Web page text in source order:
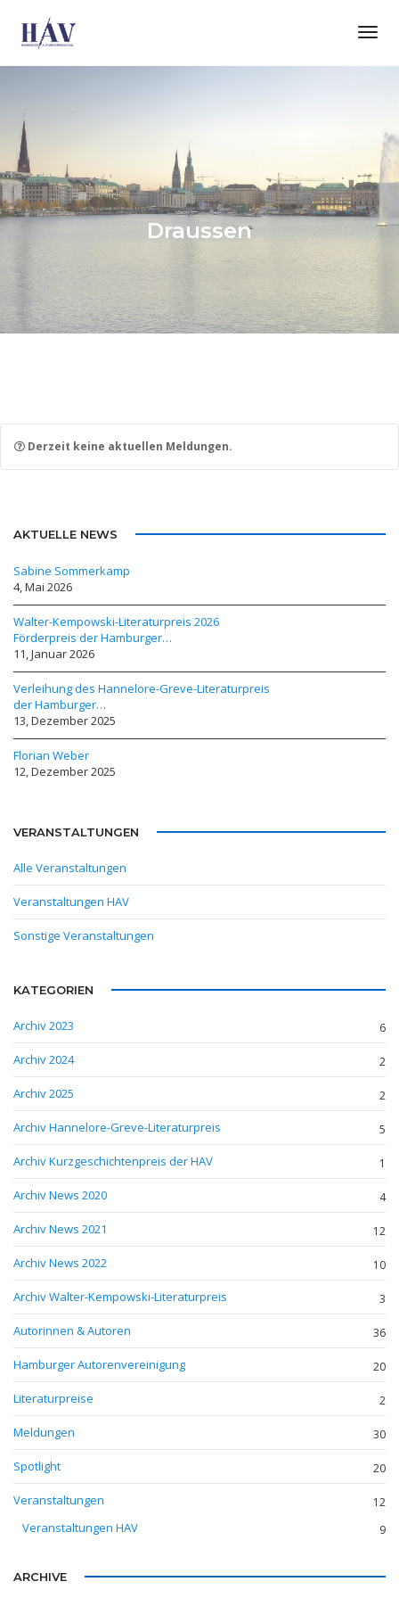
Draussen
Derzeit keine aktuellen Meldungen.
AKTUELLE NEWS
Sabine Sommerkamp
4, Mai 2026
Walter-Kempowski-Literaturpreis 2026
Förderpreis der Hamburger…
11, Januar 2026
Verleihung des Hannelore-Greve-Literaturpreis
der Hamburger…
13, Dezember 2025
Florian Weber
12, Dezember 2025
VERANSTALTUNGEN
Alle Veranstaltungen
Veranstaltungen HAV
Sonstige Veranstaltungen
KATEGORIEN
Archiv 2023 6
Archiv 2024 2
Archiv 2025 2
Archiv Hannelore-Greve-Literaturpreis 5
Archiv Kurzgeschichtenpreis der HAV 1
Archiv News 2020 4
Archiv News 2021 12
Archiv News 2022 10
Archiv Walter-Kempowski-Literaturpreis 3
Autorinnen & Autoren 36
Hamburger Autorenvereinigung 20
Literaturpreise 2
Meldungen 30
Spotlight 20
Veranstaltungen 12
Veranstaltungen HAV 9
ARCHIVE